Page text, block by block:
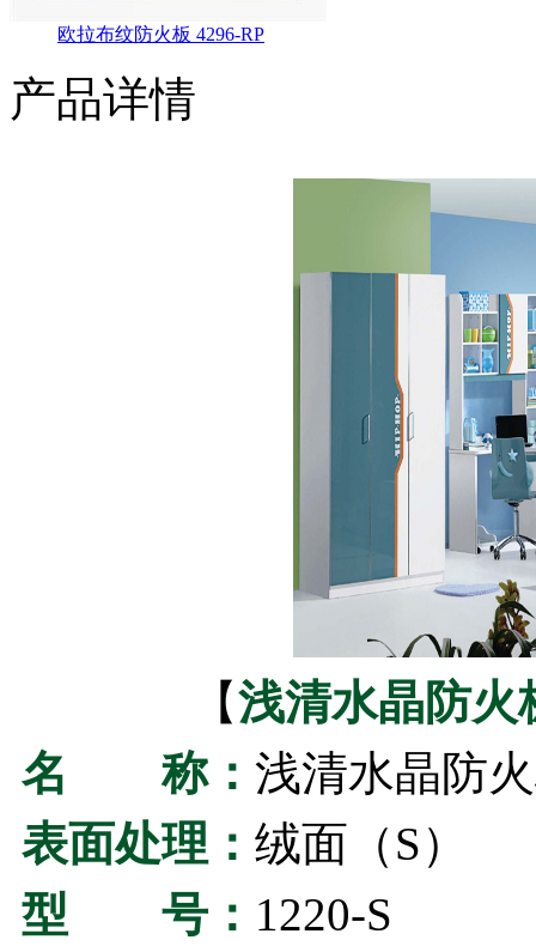
欧拉布纹防火板 4296-RP
产品详情
【浅清水晶防火
名 称： 浅清水晶防
表面处理： 绒面（S）
型 号： 1220-S